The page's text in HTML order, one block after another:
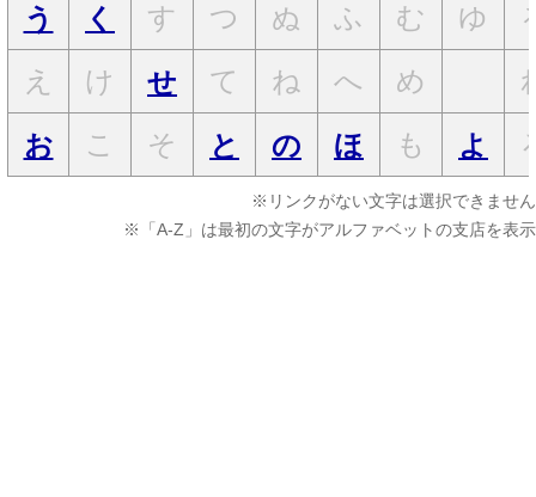
う
く す つ ぬ ふ む ゆ
え
け せ て ね へ め
お
こ そ と の ほ も よ
※リンクがない文字は選択できません
※「A-Z」は最初の文字がアルファベットの支店を表示